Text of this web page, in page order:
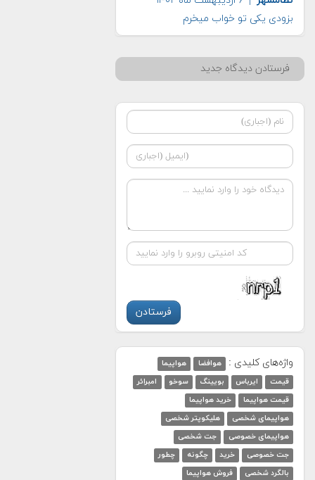
بزودی یکی تو خواب میخرم
فرستادن دیدگاه جدید
واژه‌های کلیدی : هوافضا
هواپیما
قیمت
ایرباس بویینگ سوخو
امبرائر
قیمت هواپیما
خرید هواپیما
هواپیمای شخصی
هلیکوپتر شخصی
هواپیمای خصوصی
جت شخصی
جت خصوصی
خرید چگونه
چطور
بالگرد شخصی
فروش هواپیما